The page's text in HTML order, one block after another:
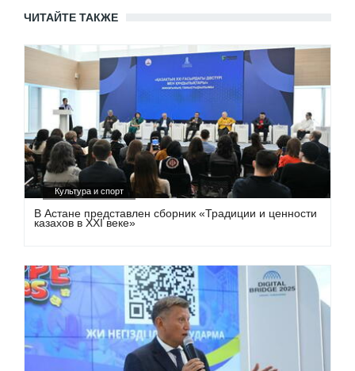
ЧИТАЙТЕ ТАКЖЕ
Культура и спорт
В Астане представлен сборник «Традиции и ценности
казахов в XXI веке»